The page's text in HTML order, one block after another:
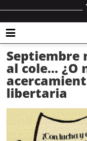
Septiembre
al cole… ¿O
libertaria